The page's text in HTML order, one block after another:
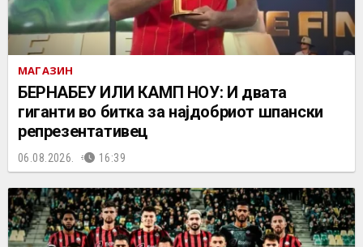
МАГАЗИН
БЕРНАБЕУ ИЛИ КАМП НОУ: И двата
гиганти во битка за најдобриот шпански
репрезентативец
06.08.2026. 16:39